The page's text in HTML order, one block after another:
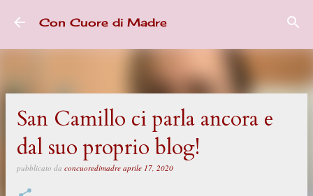
Passa ai contenuti principali
Con Cuore di Madre
San Camillo ci parla ancora e
dal suo proprio blog!
pubblicato da concuoredimadre aprile 17, 2020